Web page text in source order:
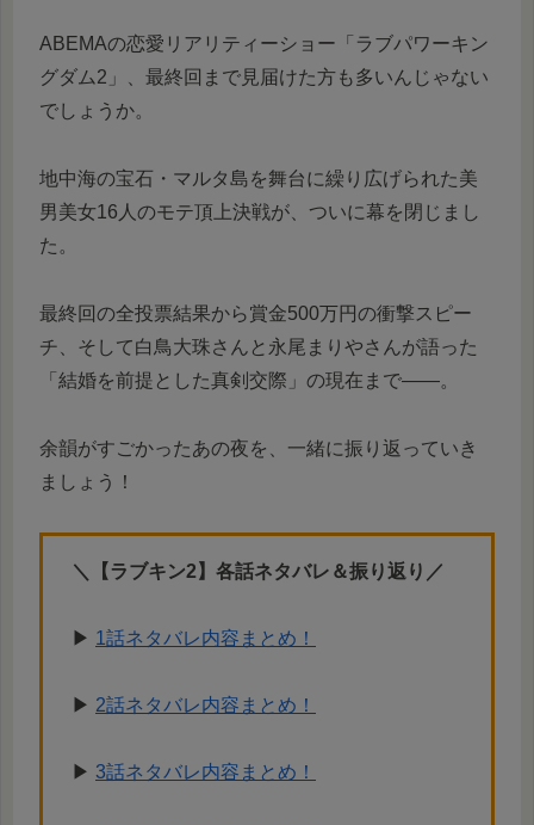
ABEMAの恋愛リアリティーショー「ラブパワーキン
グダム2」、最終回まで見届けた方も多いんじゃない
でしょうか。
地中海の宝石・マルタ島を舞台に繰り広げられた美
男美女16人のモテ頂上決戦が、ついに幕を閉じまし
た。
最終回の全投票結果から賞金500万円の衝撃スピー
チ、そして白鳥大珠さんと永尾まりやさんが語った
「結婚を前提とした真剣交際」の現在まで——。
余韻がすごかったあの夜を、一緒に振り返っていき
ましょう！
＼【ラブキン2】各話ネタバレ＆振り返り／
▶︎ 1話ネタバレ内容まとめ！
▶︎ 2話ネタバレ内容まとめ！
▶︎ 3話ネタバレ内容まとめ！